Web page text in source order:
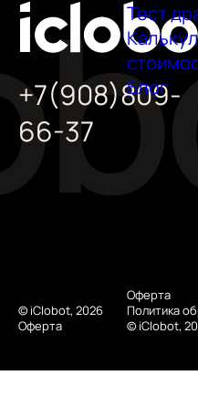
+7(908)809-
66-37
© iClobot, 2026
Оферта
Тест
Блог
Оферта
Политика
© iClobot,